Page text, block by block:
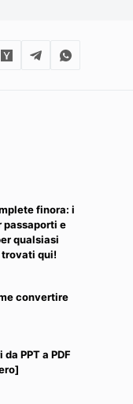
finora: i
passaporti e
qualsiasi
trovati qui!
convertire
PPT a PDF